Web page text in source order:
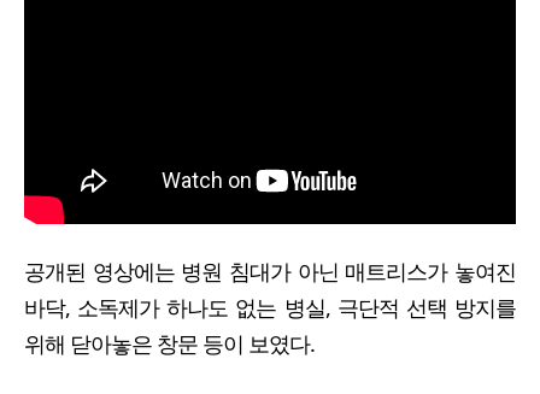
공개된 영상에는 병원 침대가 아닌 매트리스가 놓여진
바닥, 소독제가 하나도 없는 병실, 극단적 선택 방지를
위해 닫아놓은 창문 등이 보였다.